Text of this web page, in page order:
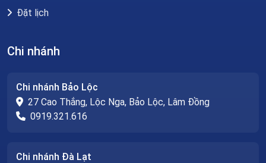
Đặt lịch
Chi nhánh
Chi nhánh Bảo Lộc
27 Cao Thắng, Lộc Nga, Bảo Lộc, Lâm Đồng
0919.321.616
Chi nhánh Đà Lạt